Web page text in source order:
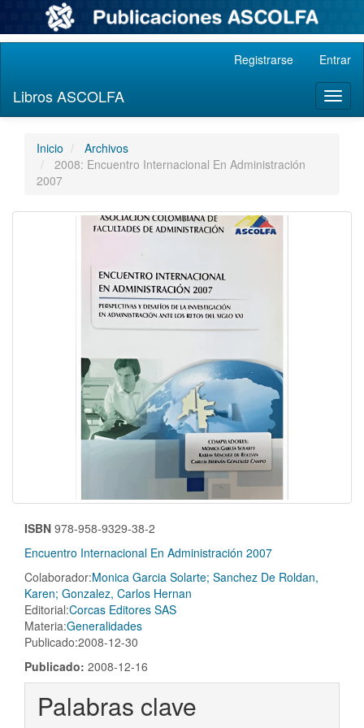
principal
Barra
Registrarse Entrar
Libros ASCOLFA
Inicio
Archivos
2008: Encuentro Internacional En Administración
2007
ISBN 978-958-9329-38-2
Encuentro Internacional En Administración 2007
Colaborador:Monica Garcia Solarte; Sanchez De Roldan,
Karen; Gonzalez, Carlos Hernan
Editorial:Corcas Editores SAS
Materia:Generalidades
Publicado:2008-12-30
Publicado: 2008-12-16
Palabras clave